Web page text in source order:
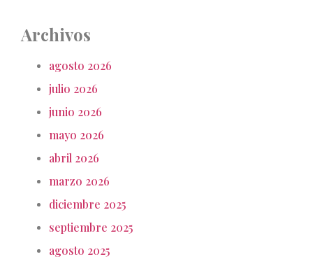
Archivos
agosto 2026
julio 2026
junio 2026
mayo 2026
abril 2026
marzo 2026
diciembre 2025
septiembre 2025
agosto 2025